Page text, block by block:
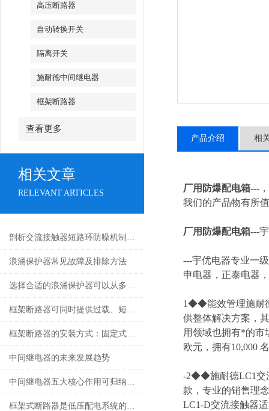
高压断路器
自动转换开关
隔离开关
施耐德中间继电器
框架断路器
查看更多
相关文章
RELEVANT ARTICLES
剖析交流接触器短路环防噪机制与电气安全操作红线
浪涌保护器常见故障及排除方法
选择合适的浪涌保护器可以从多个角度探讨
框架断路器可同时提供过载、短路、漏电保护功能
框架断路器的安装方式：固定式，插入式，抽出式
中间继电器的未来发展趋势
中间继电器五大核心作用可归纳如下
框架式断路器是低压配电系统的核心保护设备
产品介绍 相
厂用防爆配电箱---
我们的产品物有所
厂用防爆配电箱---
---宇优电器专业一
申电器，正泰电器
1◆◆能效管理施耐
供整体解决方案，
用领域也拥有*的市
欧元，拥有10,000
-2◆◆施耐德LC1交
款，专业的销售理
LC1-D交流接触器